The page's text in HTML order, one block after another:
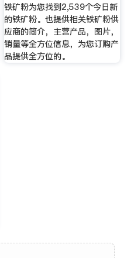
铁矿粉为您找到2,539个今日新
的铁矿粉。也提供相关铁矿粉供
应商的简介，主营产品，图片，
销量等全方位信息，为您订购产
品提供全方位的。